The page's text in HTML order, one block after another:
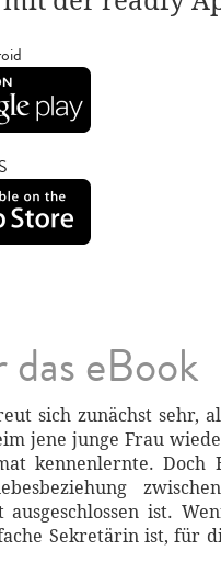
das eBook
sich zunächst sehr,
jene junge Frau
kennenlernte. Doch
ist.
Sekretärin ist, für